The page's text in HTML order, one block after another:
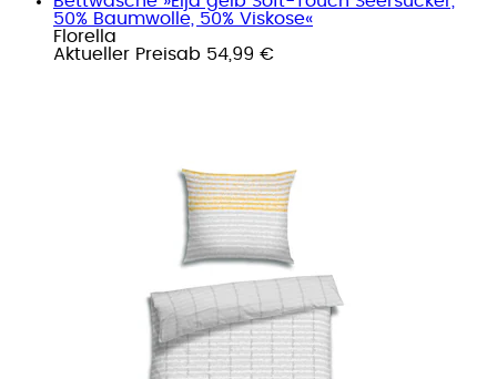
50% Baumwolle, 50% Viskose«
Florella
Aktueller Preisab 54,99 €